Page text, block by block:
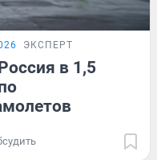
ЭКСПЕРТ
в 1,5